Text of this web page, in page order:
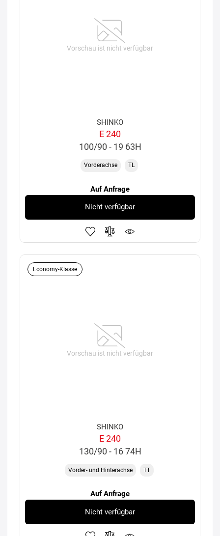
Vorschau ist nicht verfügbar
SHINKO
E 240
100/90 - 19 63H
Vorderachse TL
Auf Anfrage
Nicht verfügbar
Vorschau ist nicht verfügbar
Economy-Klasse
SHINKO
E 240
130/90 - 16 74H
Vorder- und Hinterachse TT
Auf Anfrage
Nicht verfügbar